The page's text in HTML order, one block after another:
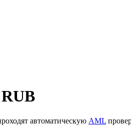
автоматическую AML